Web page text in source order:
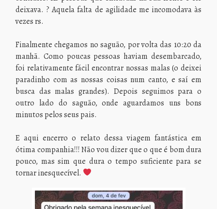
deixava. ? Aquela falta de agilidade me incomodava às
vezes rs.
Finalmente chegamos no saguão, por volta das 10:20 da
manhã. Como poucas pessoas haviam desembarcado,
foi relativamente fácil encontrar nossas malas (o deixei
paradinho com as nossas coisas num canto, e saí em
busca das malas grandes). Depois seguimos para o
outro lado do saguão, onde aguardamos uns bons
minutos pelos seus pais.
E aqui encerro o relato dessa viagem fantástica em
ótima companhia!!! Não vou dizer que o que é bom dura
pouco, mas sim que dura o tempo suficiente para se
tornar inesquecível.